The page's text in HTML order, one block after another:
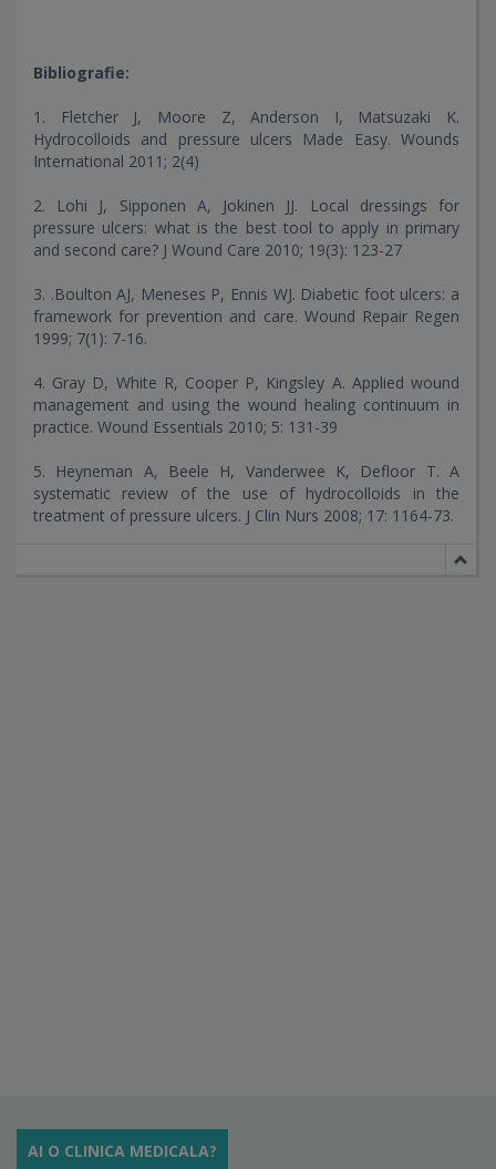
Bibliografie:
1. Fletcher J, Moore Z, Anderson I, Matsuzaki K.
Hydrocolloids and pressure ulcers Made Easy. Wounds
International 2011; 2(4)
2. Lohi J, Sipponen A, Jokinen JJ. Local dressings for
pressure ulcers: what is the best tool to apply in primary
and second care? J Wound Care 2010; 19(3): 123-27
3. .Boulton AJ, Meneses P, Ennis WJ. Diabetic foot ulcers: a
framework for prevention and care. Wound Repair Regen
1999; 7(1): 7-16.
4. Gray D, White R, Cooper P, Kingsley A. Applied wound
management and using the wound healing continuum in
practice. Wound Essentials 2010; 5: 131-39
5. Heyneman A, Beele H, Vanderwee K, Defloor T. A
systematic review of the use of hydrocolloids in the
treatment of pressure ulcers. J Clin Nurs 2008; 17: 1164-73.
AI O CLINICA MEDICALA?